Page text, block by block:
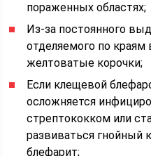
пораженных областях;
Из-за постоянного
отделяемого по
желтоватые корочки;
Если клещевой
осложняется
стрептококком или
развиваться гнойный
блефарит;